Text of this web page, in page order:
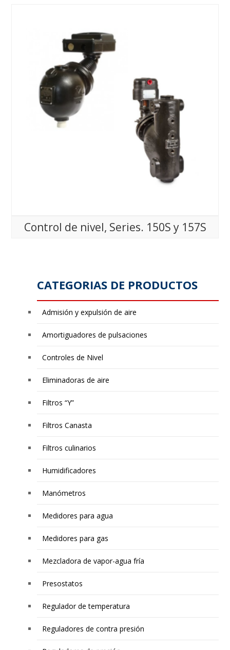
Control de nivel, Series. 150S y 157S
CATEGORIAS DE PRODUCTOS
Admisión y expulsión de aire
Amortiguadores de pulsaciones
Controles de Nivel
Eliminadoras de aire
Filtros “Y”
Filtros Canasta
Filtros culinarios
Humidificadores
Manómetros
Medidores para agua
Medidores para gas
Mezcladora de vapor-agua fría
Presostatos
Regulador de temperatura
Reguladores de contra presión